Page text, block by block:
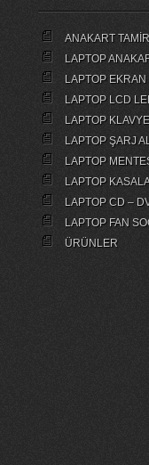
ANAKART
LAPTOP
LAPTOP EKRAN
LAPTOP LCD
LAPTOP
LAPTOP ŞARJ
LAPTOP
LAPTOP
LAPTOP CD –
LAPTOP FAN
ÜRÜNLER